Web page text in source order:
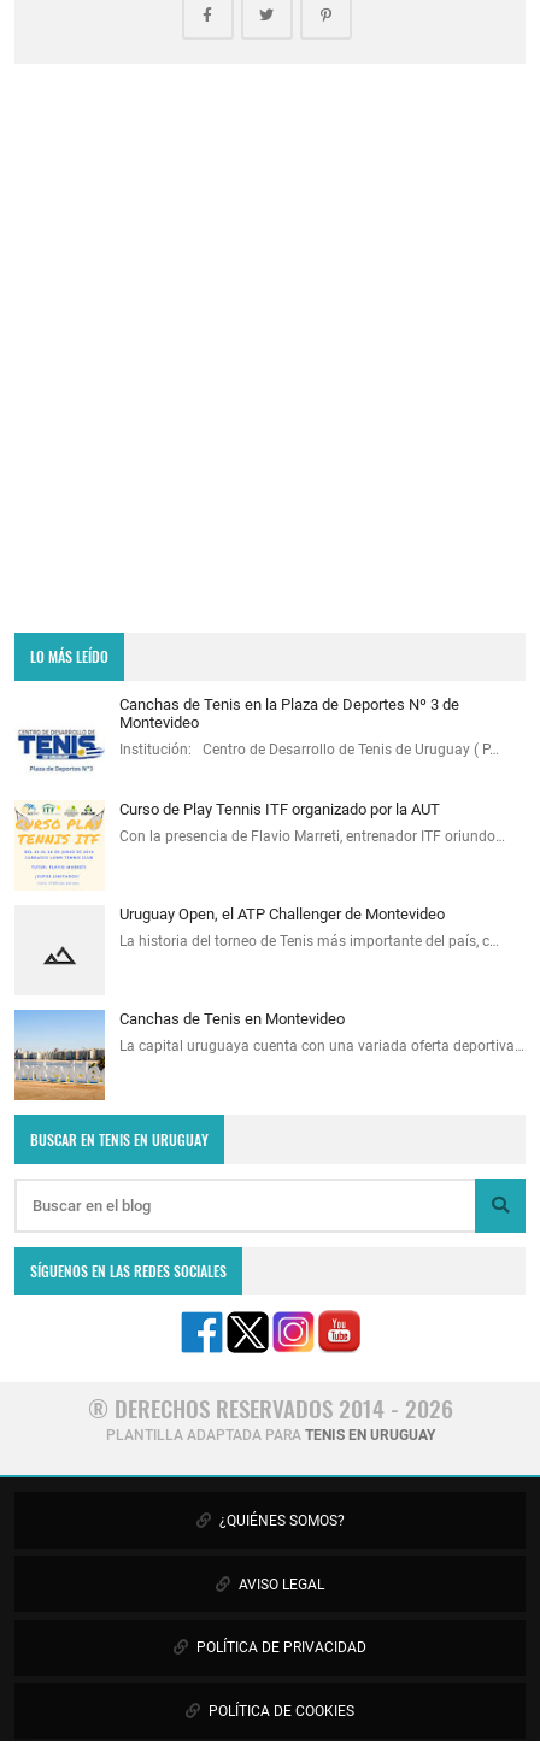
LO MÁS LEÍDO
Canchas de Tenis en la Plaza de Deportes Nº 3 de
Montevideo
Institución: Centro de Desarrollo de Tenis de Uruguay ( P…
Curso de Play Tennis ITF organizado por la AUT
Con la presencia de Flavio Marreti, entrenador ITF oriundo…
Uruguay Open, el ATP Challenger de Montevideo
La historia del torneo de Tenis más importante del país, c…
Canchas de Tenis en Montevideo
La capital uruguaya cuenta con una variada oferta deportiva…
BUSCAR EN TENIS EN URUGUAY
SÍGUENOS EN LAS REDES SOCIALES
® DERECHOS RESERVADOS 2014 - 2026
PLANTILLA ADAPTADA PARA TENIS EN URUGUAY
¿QUIÉNES SOMOS?
AVISO LEGAL
POLÍTICA DE PRIVACIDAD
POLÍTICA DE COOKIES